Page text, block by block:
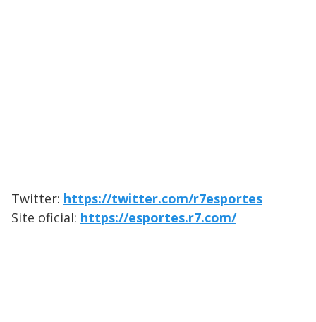
Twitter: https://twitter.com/r7esportes
Site oficial: https://esportes.r7.com/